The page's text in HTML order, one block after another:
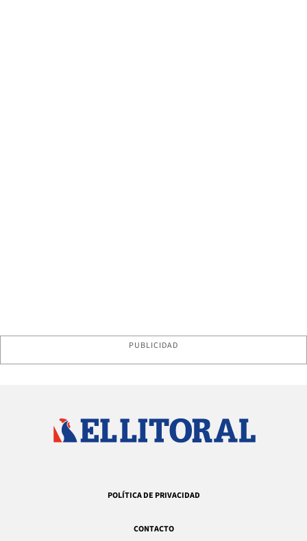
PUBLICIDAD
POLÍTICA DE PRIVACIDAD
CONTACTO